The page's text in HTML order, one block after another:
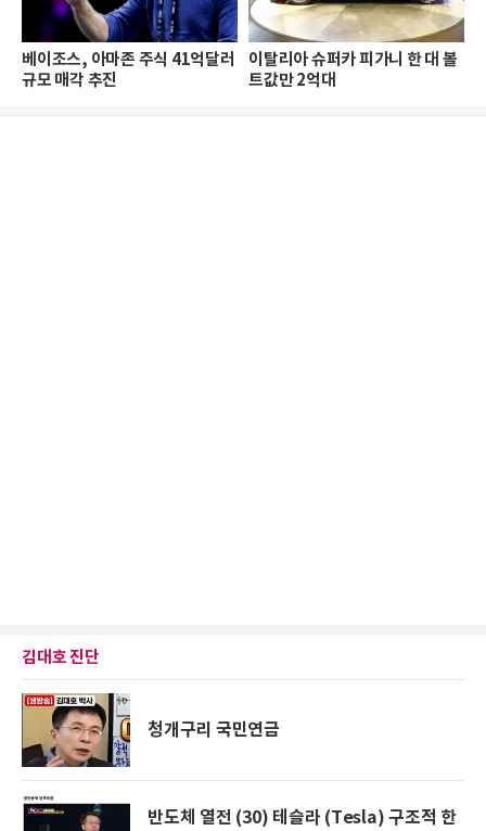
베이조스, 아마존 주식 41억달러
규모 매각 추진
이탈리아 슈퍼카 피가니 한 대 볼
트값만 2억대
김대호 진단
청개구리 국민연금
반도체 열전 (30) 테슬라 (Tesla) 구조적 한